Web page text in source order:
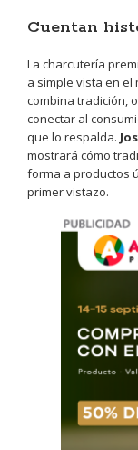
Cuentan
La charcutería
a simple vista en
combina tradición,
conectar al
que lo respalda.
mostrará cómo
forma a productos
primer vistazo.